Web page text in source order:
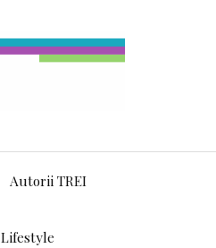
Autorii TREI
Lifestyle